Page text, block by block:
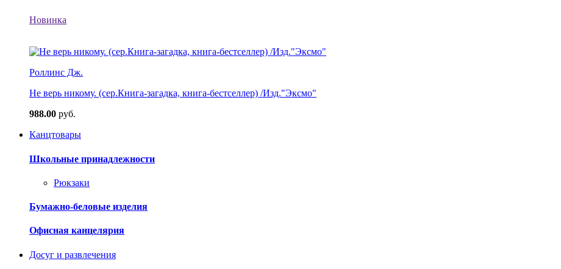
Новинка
Роллинс Дж.
Не верь никому. (сер.Книга-загадка, книга-бестселлер) /Изд."Эксмо"
988.00 руб.
Канцтовары
Школьные принадлежности
Рюкзаки
Бумажно-беловые изделия
Офисная канцелярия
Досуг и развлечения